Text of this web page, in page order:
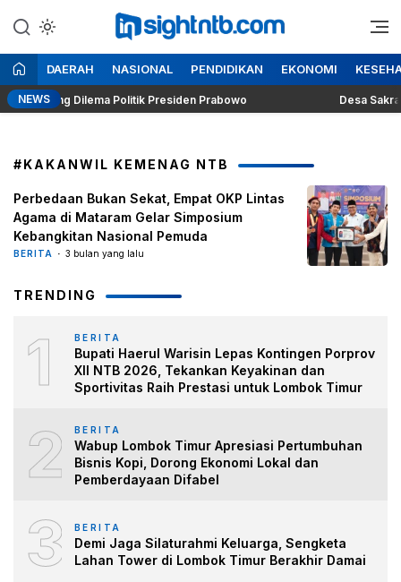
ke
konten
Insight NTB
Berita Seputar NTB
DAERAH NASIONAL PENDIDIKAN EKONOMI
NEWSDilema Politik Presiden Prabowo Desa Sakra
#KAKANWIL KEMENAG NTB
Perbedaan Bukan Sekat, Empat OKP Lintas
Agama di Mataram Gelar Simposium
Kebangkitan Nasional Pemuda
BERITA 3 bulan yang lalu
TRENDING
1 BERITA
Bupati Haerul Warisin Lepas Kontingen Porprov
XII NTB 2026, Tekankan Keyakinan dan
Sportivitas Raih Prestasi untuk Lombok Timur
2 BERITA
Wabup Lombok Timur Apresiasi Pertumbuhan
Bisnis Kopi, Dorong Ekonomi Lokal dan
Pemberdayaan Difabel
3 BERITA
Demi Jaga Silaturahmi Keluarga, Sengketa
Lahan Tower di Lombok Timur Berakhir Damai